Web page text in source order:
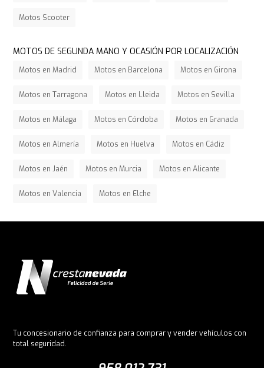
Motos Scooter
MOTOS DE SEGUNDA MANO Y OCASIÓN POR LOCALIZACIÓN
Motos en Madrid Motos en Barcelona Motos en Girona
Motos en Tarragona Motos en Lleida Motos en Sevilla
Motos en Málaga Motos en Córdoba Motos en Granada
Motos en Almería Motos en Huelva Motos en Cádiz
Motos en Jaén Motos en Murcia Motos en Alicante
Motos en Valencia Motos en Elche
Tu concesionario de confianza para comprar y vender vehículos con
total seguridad.